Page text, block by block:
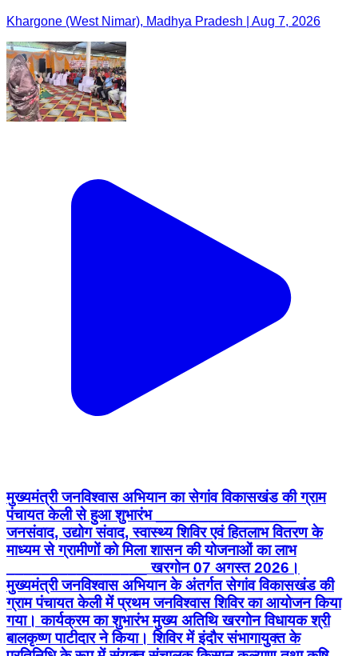
Khargone (West Nimar), Madhya Pradesh | Aug 7, 2026
मुख्यमंत्री जनविश्वास अभियान का सेगांव विकासखंड की ग्राम
पंचायत केली से हुआ शुभारंभ ________________
जनसंवाद, उद्योग संवाद, स्वास्थ्य शिविर एवं हितलाभ वितरण के
माध्यम से ग्रामीणों को मिला शासन की योजनाओं का लाभ
________________ खरगोन 07 अगस्त 2026।
मुख्यमंत्री जनविश्वास अभियान के अंतर्गत सेगांव विकासखंड की
ग्राम पंचायत केली में प्रथम जनविश्वास शिविर का आयोजन किया
गया। कार्यक्रम का शुभारंभ मुख्य अतिथि खरगोन विधायक श्री
बालकृष्ण पाटीदार ने किया। शिविर में इंदौर संभागायुक्त के